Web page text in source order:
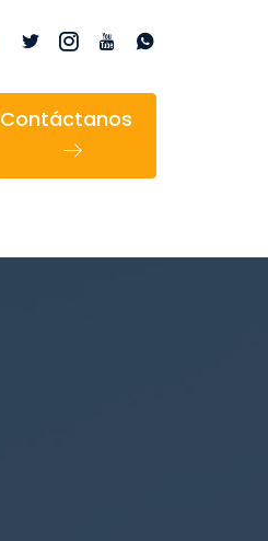
Contáctanos